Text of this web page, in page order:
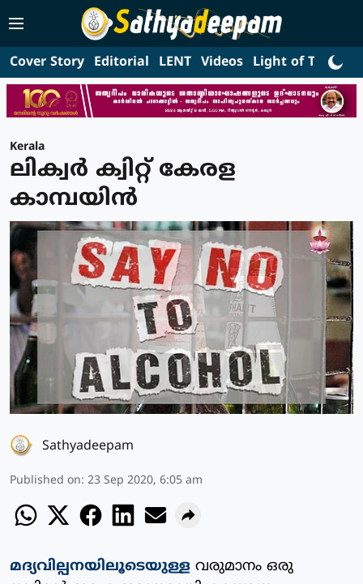
Cover Story Editorial LENT Videos Light of Truth
Kerala
ലിക്വര്‍ ക്വിറ്റ് കേരള
കാമ്പയിന്‍
Sathyadeepam
Published on: 23 Sep 2020, 6:05 am
മദ്യവില്പനയിലൂടെയുള്ള വരുമാനം ഒരു